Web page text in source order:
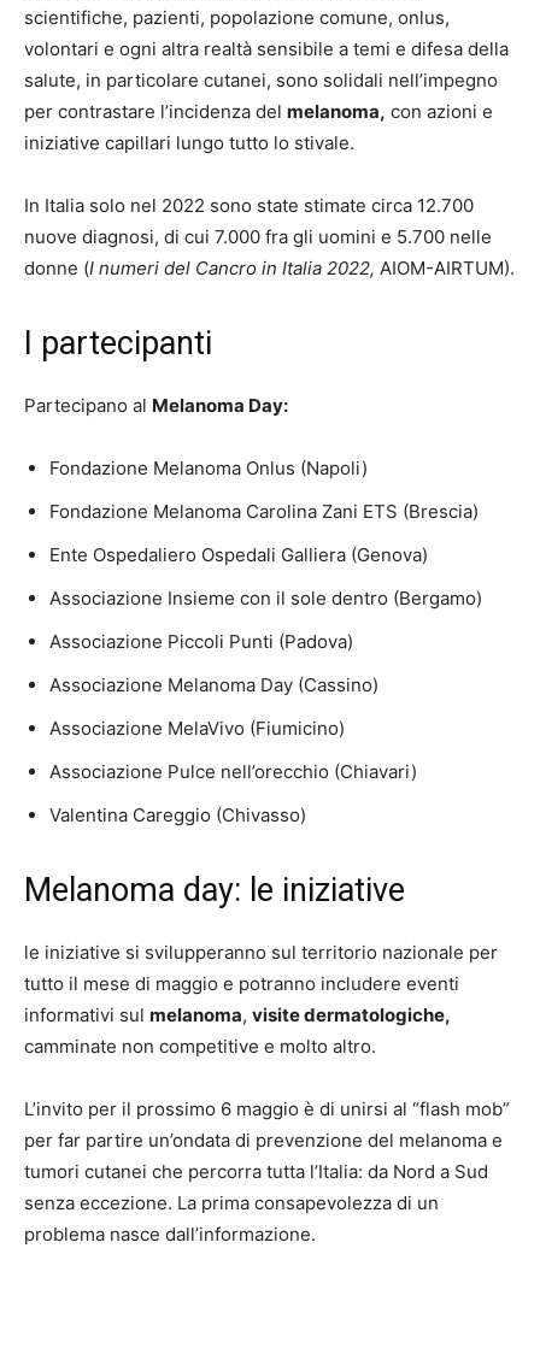
scientifiche, pazienti, popolazione comune, onlus,
volontari e ogni altra realtà sensibile a temi e difesa della
salute, in particolare cutanei, sono solidali nell’impegno
per contrastare l’incidenza del melanoma, con azioni e
iniziative capillari lungo tutto lo stivale.
In Italia solo nel 2022 sono state stimate circa 12.700
nuove diagnosi, di cui 7.000 fra gli uomini e 5.700 nelle
donne (I numeri del Cancro in Italia 2022, AIOM-AIRTUM).
I partecipanti
Partecipano al Melanoma Day:
Fondazione Melanoma Onlus (Napoli)
Fondazione Melanoma Carolina Zani ETS (Brescia)
Ente Ospedaliero Ospedali Galliera (Genova)
Associazione Insieme con il sole dentro (Bergamo)
Associazione Piccoli Punti (Padova)
Associazione Melanoma Day (Cassino)
Associazione MelaVivo (Fiumicino)
Associazione Pulce nell’orecchio (Chiavari)
Valentina Careggio (Chivasso)
Melanoma day: le iniziative
le iniziative si svilupperanno sul territorio nazionale per
tutto il mese di maggio e potranno includere eventi
informativi sul melanoma, visite dermatologiche,
camminate non competitive e molto altro.
L’invito per il prossimo 6 maggio è di unirsi al “flash mob”
per far partire un’ondata di prevenzione del melanoma e
tumori cutanei che percorra tutta l’Italia: da Nord a Sud
senza eccezione. La prima consapevolezza di un
problema nasce dall’informazione.